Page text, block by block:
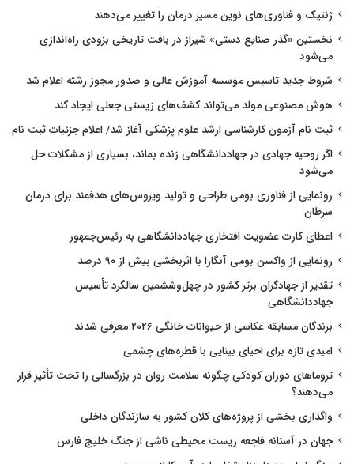
ژنتیک و فناوری‌های نوین مسیر درمان را تغییر می‌دهند
نخستین «گذر صنایع دستی» شیراز در بافت تاریخی بزودی راه‌اندازی
می‌شود
شروط جدید تاسیس موسسه آموزش عالی و صدور مجوز رشته اعلام شد
هوش مصنوعی مولد می‌تواند کشف‌های زیستی جعلی ایجاد کند
ثبت نام آزمون کارشناسی ارشد علوم پزشکی آغاز شد/ اعلام جزئیات ثبت نام
اگر روحیه جهادی در جهاددانشگاهی زنده بماند، بسیاری از مشکلات حل
می‌شود
رونمایی از فناوری بومی طراحی و تولید ویروس‌های هدفمند برای درمان
سرطان
اعطای کارت عضویت افتخاری جهاددانشگاهی به رئیس‌جمهور
رونمایی از واکسن بومی آنگارا با اثربخشی بیش از ۹۰ درصد
تقدیر از جهادگران برتر کشور در چهل‌وششمین سالگرد تأسیس
جهاددانشگاهی
برندگان مسابقه عکاسی از حیوانات خانگی ۲۰۲۶ معرفی شدند
امیدی تازه برای احیای بینایی با قطره‌های چشمی
تروماهای دوران کودکی چگونه سلامت روان در بزرگسالی را تحت تأثیر قرار
می‌دهند؟
واگذاری بخشی از پروژه‌های کلان کشور به سازندگان داخلی
جهان در آستانه فاجعه زیست محیطی ناشی از جنگ خلیج فارس